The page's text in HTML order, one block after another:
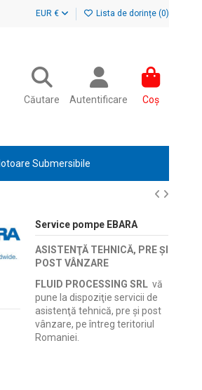
EUR € Lista de dorințe (0)
Căutare Autentificare Coș
Submersibile
Service pompe EBARA
ASISTENŢĂ TEHNICĂ, PRE ŞI
POST VÂNZARE
FLUID PROCESSING SRLvă
pune la dispoziţie servicii de
asistenţă tehnică, pre şi post
vânzare, pe întreg teritoriul
Romaniei.